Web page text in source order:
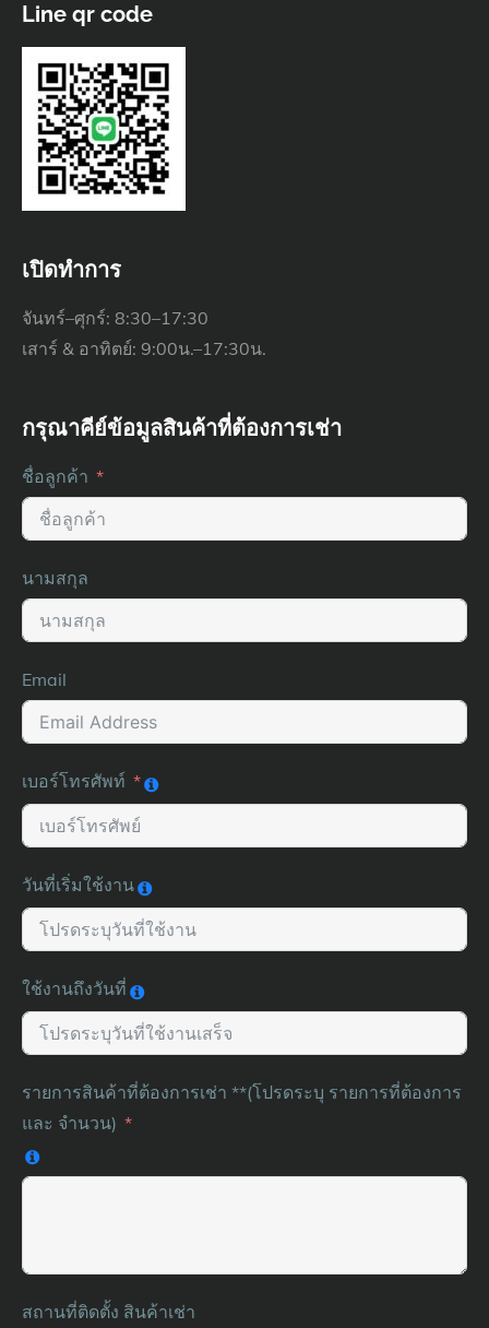
Line qr code
เปิดทำการ
จันทร์–ศุกร์: 8:30–17:30
เสาร์ & อาทิตย์: 9:00น.–17:30น.
กรุณาคีย์ข้อมูลสินค้าที่ต้องการเช่า
ชื่อลูกค้า
นามสกุล
Email
เบอร์โทรศัพท์
วันที่เริ่มใช้งาน
ใช้งานถึงวันที่
รายการสินค้าที่ต้องการเช่า **(โปรดระบุ รายการที่ต้องการ
และ จำนวน)
สถานที่ติดตั้ง สินค้าเช่า